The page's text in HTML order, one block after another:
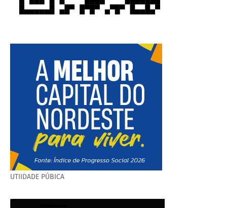
UTIIDADE PÚBICA